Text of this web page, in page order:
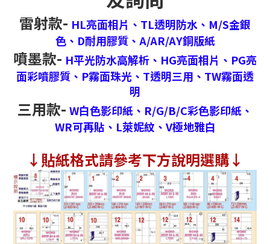
雷射款- HL亮面相片、 TL透明防水、 M/S金銀
色、 D耐用膠質、 A/AR/AY銅版紙
噴墨款- H平光防水高解析、 HG亮面相片、 PG亮
面彩噴膠質、 P霧面珠光、 T透明三用、 TW霧面透
明
三用款- W白色影印紙、 R/G/B/C彩色影印紙、
WR可再貼、 L萊妮紋、 V極地雅白
↓ 貼紙格式請參考下方說明選購↓